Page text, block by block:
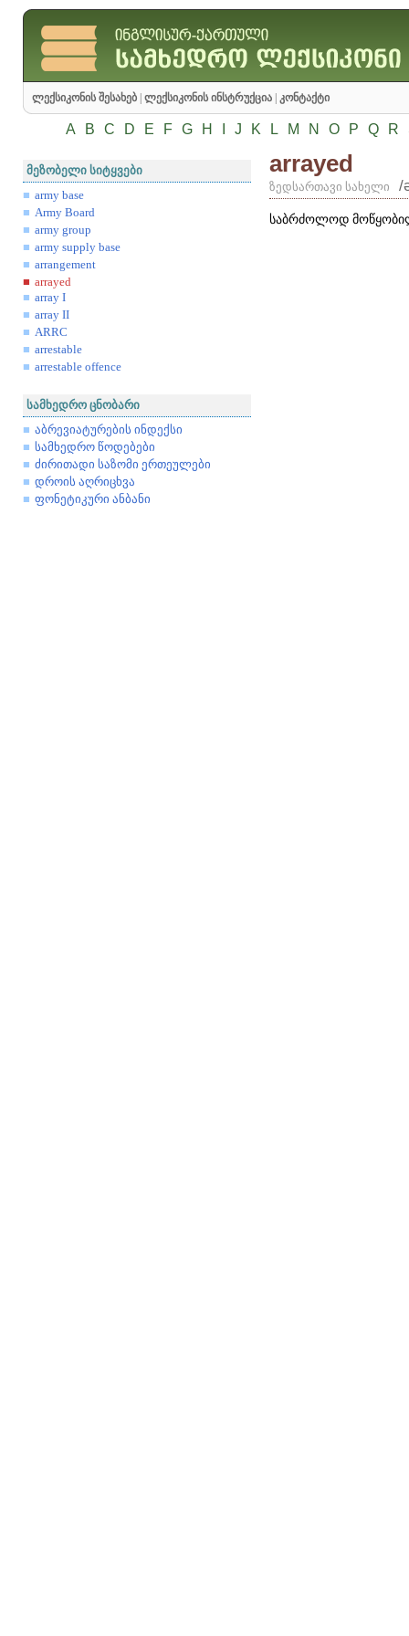
ლექსიკონის შესახებ ლექსიკონის ინსტრუქცია კონტაქტი
A B C D E F G H J K L M N O P Q R
მეზობელი სიტყვები
army base
Army Board
army group
army supply base
arrangement
arrayed
array I
array II
ARRC
arrestable
arrestable offence
სამხედრო ცნობარი
აბრევიატურების ინდექსი
სამხედრო წოდებები
ძირითადი საზომი ერთეულები
დროის აღრიცხვა
ფონეტიკური ანბანი
arrayed
ზედსართავი სახელი /
საბრძოლოდ